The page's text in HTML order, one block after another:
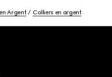
Argent Colliers en argent